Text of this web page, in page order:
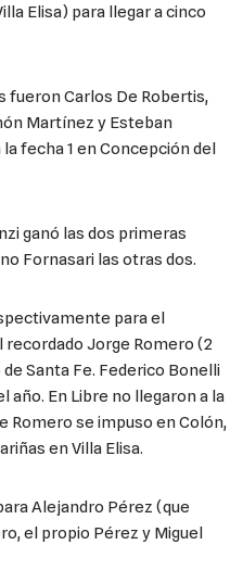
Elisa) para llegar a cinco
fueron Carlos De Robertis,
Martínez y Esteban
fecha 1 en Concepción del
ganó las dos primeras
Fornasari las otras dos.
para el
Jorge Romero (2
Santa Fe. Federico Bonelli
año. En Libre no llegaron a la
Romero se impuso en Colón,
en Villa Elisa.
Alejandro Pérez (que
el propio Pérez y Miguel